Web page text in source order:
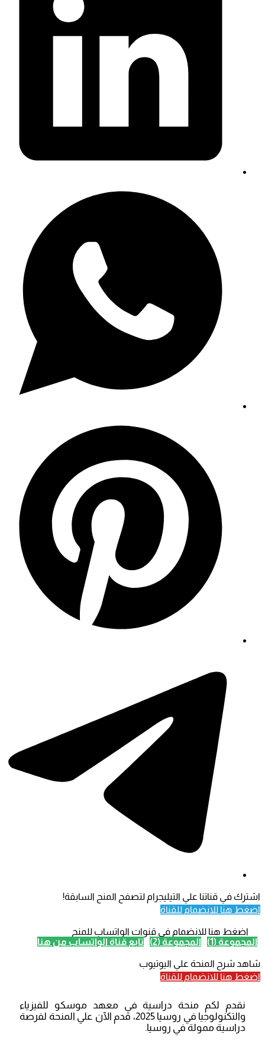
اشترك في قناتنا علي التيليجرام لتصفح المنح السابقة!
اضغط هنا للانضمام للقناة
اضغط هنا للانضمام في قنوات الواتساب للمنح
المجموعة (1)
المجموعة (2) تابع قناة الواتساب من هنا
شاهد شرح المنحة علي اليوتيوب
اضغط هنا للانضمام للقناة
نقدم لكم منحة دراسية في معهد موسكو للفيزياء
والتكنولوجيا في روسيا 2025، قدم الآن علي المنحة لفرصة
دراسية ممولة في روسيا.